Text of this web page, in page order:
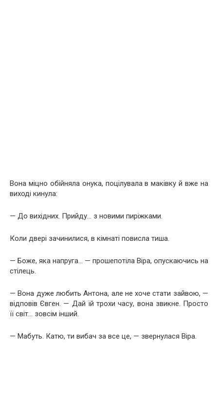
Вона міцно обійняла онука, поцілувала в маківку й вже на
виході кинула:
— До вихідних. Прийду… з новими пиріжками.
Коли двері зачинилися, в кімнаті повисла тиша.
— Боже, яка напруга… — прошепотіла Віра, опускаючись на
стілець.
— Вона дуже любить Антона, але не хоче стати зайвою, —
відповів Євген. — Дай їй трохи часу, вона звикне. Просто
її світ… зовсім інший.
— Мабуть. Катю, ти вибач за все це, — звернулася Віра.